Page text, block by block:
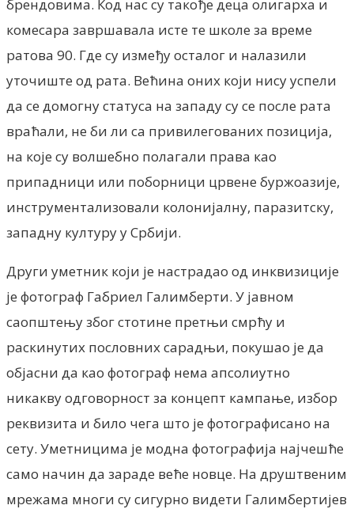
брендовима. Код нас су такође деца олигарха и
комесара завршавала исте те школе за време
ратова 90. Где су између осталог и налазили
уточиште од рата. Већина оних који нису успели
да се домогну статуса на западу су се после рата
враћали, не би ли са привилегованих позиција,
на које су волшебно полагали права као
припадници или поборници црвене буржоазије,
инструментализовали колонијалну, паразитску,
западну културу у Србији.
Други уметник који је настрадао од инквизиције
је фотограф Габриел Галимберти. У јавном
саопштењу због стотине претњи смрћу и
раскинутих пословних сарадњи, покушао је да
објасни да као фотограф нема апсолиутно
никакву одговорност за концепт кампање, избор
реквизита и било чега што је фотографисано на
сету. Уметницима је модна фотографија најчешће
само начин да зараде веће новце. На друштвеним
мрежама многи су сигурно видети Галимбертијев